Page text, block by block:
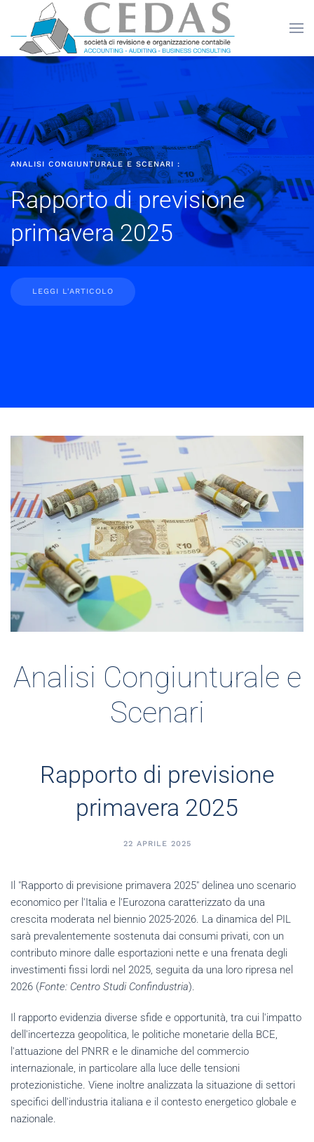
Skip to main content
ANALISI CONGIUNTURALE E SCENARI :
Rapporto di previsione
primavera 2025
LEGGI L'ARTICOLO
Analisi Congiunturale e
Scenari
Rapporto di previsione
primavera 2025
22 APRILE 2025
Il "Rapporto di previsione primavera 2025" delinea uno scenario
economico per l'Italia e l'Eurozona caratterizzato da una
crescita moderata nel biennio 2025-2026. La dinamica del PIL
sarà prevalentemente sostenuta dai consumi privati, con un
contributo minore dalle esportazioni nette e una frenata degli
investimenti fissi lordi nel 2025, seguita da una loro ripresa nel
2026 (Fonte: Centro Studi Confindustria).
Il rapporto evidenzia diverse sfide e opportunità, tra cui l'impatto
dell'incertezza geopolitica, le politiche monetarie della BCE,
l'attuazione del PNRR e le dinamiche del commercio
internazionale, in particolare alla luce delle tensioni
protezionistiche. Viene inoltre analizzata la situazione di settori
specifici dell'industria italiana e il contesto energetico globale e
nazionale.